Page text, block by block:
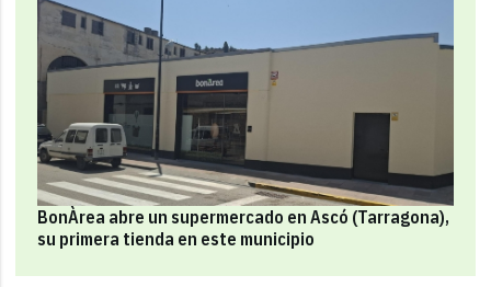
BonÀrea abre un supermercado en Ascó (Tarragona),
su primera tienda en este municipio